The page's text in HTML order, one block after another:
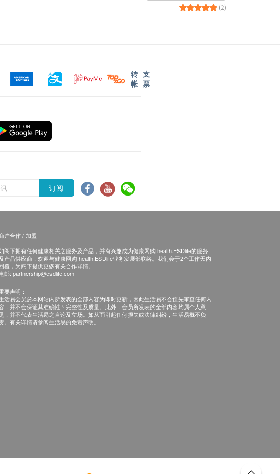
(2)
转
帐
支
票
订阅
户合作 / 加盟
阁下拥有任何健康相关之服务及产品，并有兴趣成为健康网购 health.ESDlife的服务
产品供应商，欢迎与健康网购 health.ESDlife业务发展部联络。我们会于2个工作天内
覆，为阁下提供更多有关合作详情。
邮: partnership@esdlife.com
要声明：
活易会员於本网站内所发表的全部内容为即时更新，因此生活易不会预先审查任何内
，并不会保证其准确性丶完整性及质量。此外，会员所发表的全部内容均属个人意
见，并不代表生活易之言论及立场。如从而引起任何损失或法律纠纷，生活易概不负
。有关详情请参阅生活易的免责声明。